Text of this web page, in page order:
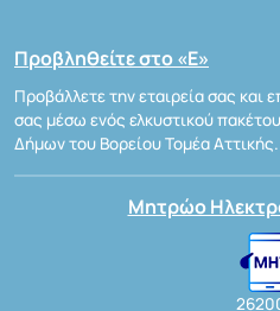
Προβληθείτε στο «Ε»
Προβάλλετε την εταιρεία σας και
σας μέσω ενός ελκυστικού
Δήμων του Βορείου Τομέα Αττικής.
Μητρώο